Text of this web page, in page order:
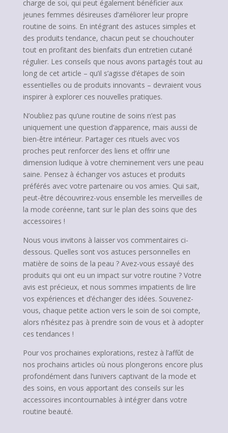
charge de soi, qui peut également bénéficier aux
jeunes femmes désireuses d’améliorer leur propre
routine de soins. En intégrant des astuces simples et
des produits tendance, chacun peut se chouchouter
tout en profitant des bienfaits d’un entretien cutané
régulier. Les conseils que nous avons partagés tout au
long de cet article – qu’il s’agisse d’étapes de soin
essentielles ou de produits innovants – devraient vous
inspirer à explorer ces nouvelles pratiques.
N’oubliez pas qu’une routine de soins n’est pas
uniquement une question d’apparence, mais aussi de
bien-être intérieur. Partager ces rituels avec vos
proches peut renforcer des liens et offrir une
dimension ludique à votre cheminement vers une peau
saine. Pensez à échanger vos astuces et produits
préférés avec votre partenaire ou vos amies. Qui sait,
peut-être découvrirez-vous ensemble les merveilles de
la mode coréenne, tant sur le plan des soins que des
accessoires !
Nous vous invitons à laisser vos commentaires ci-
dessous. Quelles sont vos astuces personnelles en
matière de soins de la peau ? Avez-vous essayé des
produits qui ont eu un impact sur votre routine ? Votre
avis est précieux, et nous sommes impatients de lire
vos expériences et d’échanger des idées. Souvenez-
vous, chaque petite action vers le soin de soi compte,
alors n’hésitez pas à prendre soin de vous et à adopter
ces tendances !
Pour vos prochaines explorations, restez à l’affût de
nos prochains articles où nous plongerons encore plus
profondément dans l’univers captivant de la mode et
des soins, en vous apportant des conseils sur les
accessoires incontournables à intégrer dans votre
routine beauté.